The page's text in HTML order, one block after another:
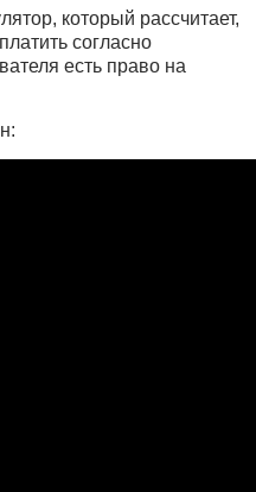
который рассчитает,
согласно
есть право на